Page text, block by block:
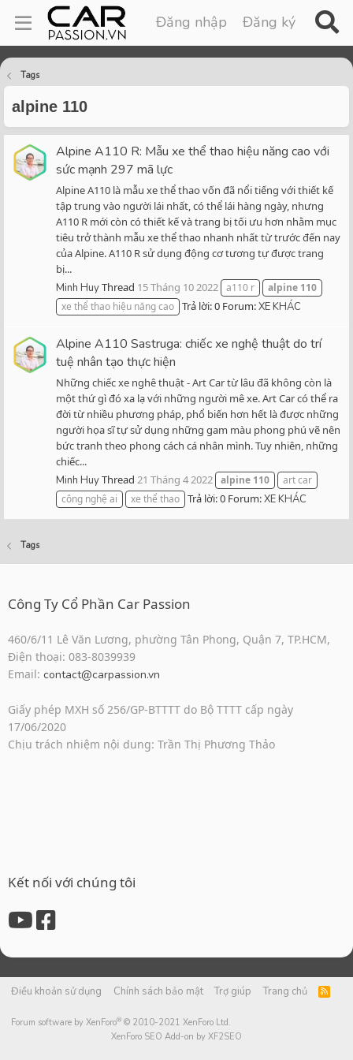
Đăng nhập Đăng ký
Tags
alpine 110
Alpine A110 R: Mẫu xe thể thao hiệu năng cao với
sức mạnh 297 mã lực
Alpine A110 là mẫu xe thể thao vốn đã nổi tiếng với thiết kế
tập trung vào người lái nhất, có thể lái hàng ngày, nhưng
A110 R mới còn có thiết kế và trang bị tối ưu hơn nhằm mục
tiêu trở thành mẫu xe thể thao nhanh nhất từ trước đến nay
của Alpine. A110 R sử dụng động cơ tương tự được trang
bị...
Minh HuyThread 15 Tháng 10 2022 a110 r alpine 110
xe thể thao hiệu năng cao Trả lời: 0 Forum:XE KHÁC
Alpine A110 Sastruga: chiếc xe nghệ thuật do trí
tuệ nhân tạo thực hiện
Những chiếc xe nghê thuật - Art Car từ lâu đã không còn là
một thứ gì đó xa lạ với những người mê xe. Art Car có thể ra
đời từ nhiều phương pháp, phổ biến hơn hết là được những
người họa sĩ tự sử dụng những gam màu phong phú vẽ nên
bức tranh theo phong cách cá nhân mình. Tuy nhiên, những
chiếc...
Minh HuyThread 21 Tháng 4 2022 alpine 110
art car
công nghệ ai
xe thể thao Trả lời: 0 Forum:XE KHÁC
Tags
Công Ty Cổ Phần Car Passion
460/6/11 Lê Văn Lương, phường Tân Phong, Quận 7, TP.HCM,
Điện thoại: 083-8039939
Email: contact@carpassion.vn
Giấy phép MXH số 256/GP-BTTTT do Bộ TTTT cấp ngày
17/06/2020
Chịu trách nhiệm nội dung: Trần Thị Phương Thảo
Kết nối với chúng tôi
Điều khoản sử dụng Chính sách bảo mật Trợ giúp Trang chủ
R
S
Forum software by XenForo® © 2010-2021 XenForo Ltd.
XenForo SEO Add-on by XF2SEO